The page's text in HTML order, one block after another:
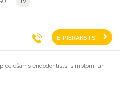
E-PIERAKSTS
endodontists: simptomi un